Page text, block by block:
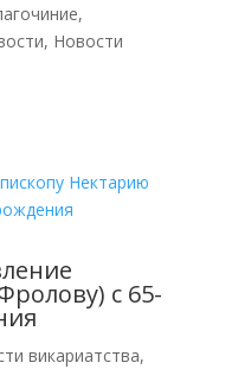
,
, Новости
с 65-
викариатства,